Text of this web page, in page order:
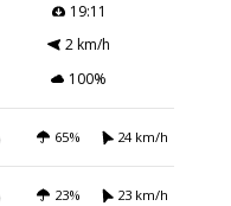
19:11
2 km/h
100%
65% 24 km/h
23% 23 km/h